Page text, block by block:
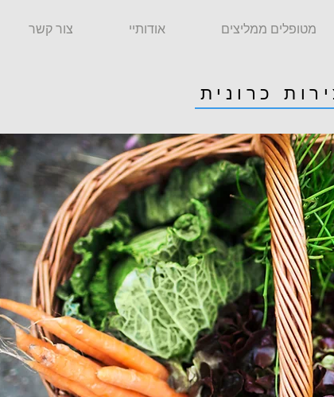
מטופלים ממליצים אודותיי צור קשר
כרונית